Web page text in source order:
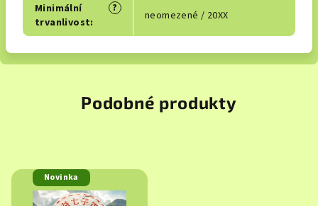
?
Minimální
trvanlivost: neomezené / 20XX
Podobné produkty
Novinka